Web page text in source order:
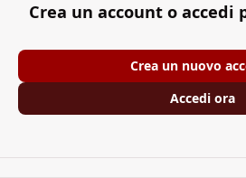
Crea un account o accedi
Crea un nuovo
Accedi ora